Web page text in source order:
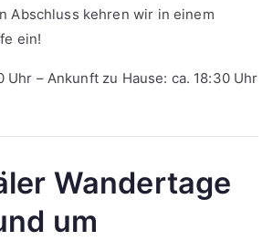
Abschluss kehren wir in einem
ein!
Uhr – Ankunft zu Hause: ca. 18:30 Uhr
Wandertage
um